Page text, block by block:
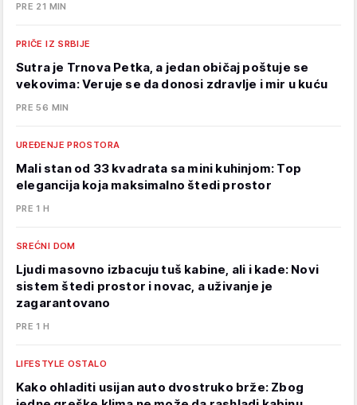
PRE 21 MIN
PRIČE IZ SRBIJE
Sutra je Trnova Petka, a jedan običaj poštuje se
vekovima: Veruje se da donosi zdravlje i mir u kuću
PRE 56 MIN
UREĐENJE PROSTORA
Mali stan od 33 kvadrata sa mini kuhinjom: Top
elegancija koja maksimalno štedi prostor
PRE 1 H
SREĆNI DOM
Ljudi masovno izbacuju tuš kabine, ali i kade: Novi
sistem štedi prostor i novac, a uživanje je
zagarantovano
PRE 1 H
LIFESTYLE OSTALO
Kako ohladiti usijan auto dvostruko brže: Zbog